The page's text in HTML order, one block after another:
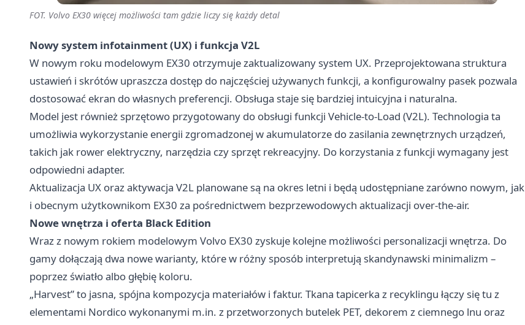
FOT. Volvo EX30 więcej możliwości tam gdzie liczy się każdy detal
Nowy system infotainment (UX) i funkcja V2L
W nowym roku modelowym EX30 otrzymuje zaktualizowany system UX. Przeprojektowana struktura
ustawień i skrótów upraszcza dostęp do najczęściej używanych funkcji, a konfigurowalny pasek pozwala
dostosować ekran do własnych preferencji. Obsługa staje się bardziej intuicyjna i naturalna.
Model jest również sprzętowo przygotowany do obsługi funkcji Vehicle-to-Load (V2L). Technologia ta
umożliwia wykorzystanie energii zgromadzonej w akumulatorze do zasilania zewnętrznych urządzeń,
takich jak rower elektryczny, narzędzia czy sprzęt rekreacyjny. Do korzystania z funkcji wymagany jest
odpowiedni adapter.
Aktualizacja UX oraz aktywacja V2L planowane są na okres letni i będą udostępniane zarówno nowym, jak
i obecnym użytkownikom EX30 za pośrednictwem bezprzewodowych aktualizacji over-the-air.
Nowe wnętrza i oferta Black Edition
Wraz z nowym rokiem modelowym Volvo EX30 zyskuje kolejne możliwości personalizacji wnętrza. Do
gamy dołączają dwa nowe warianty, które w różny sposób interpretują skandynawski minimalizm –
poprzez światło albo głębię koloru.
„Harvest” to jasna, spójna kompozycja materiałów i faktur. Tkana tapicerka z recyklingu łączy się tu z
elementami Nordico wykonanymi m.in. z przetworzonych butelek PET, dekorem z ciemnego lnu oraz